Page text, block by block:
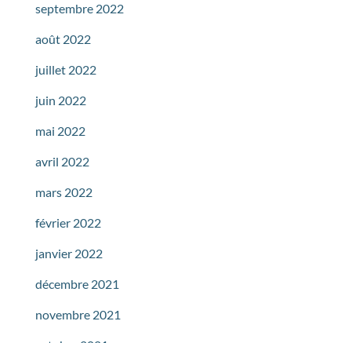
septembre 2022
août 2022
juillet 2022
juin 2022
mai 2022
avril 2022
mars 2022
février 2022
janvier 2022
décembre 2021
novembre 2021